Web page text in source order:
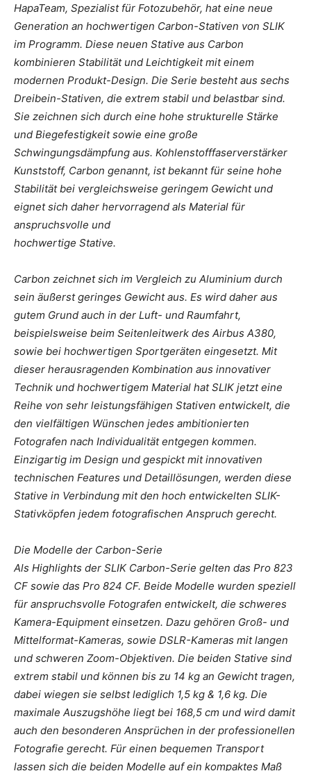
HapaTeam, Spezialist für Fotozubehör, hat eine neue
Generation an hochwertigen Carbon-Stativen von SLIK
im Programm. Diese neuen Stative aus Carbon
kombinieren Stabilität und Leichtigkeit mit einem
modernen Produkt-Design. Die Serie besteht aus sechs
Dreibein-Stativen, die extrem stabil und belastbar sind.
Sie zeichnen sich durch eine hohe strukturelle Stärke
und Biegefestigkeit sowie eine große
Schwingungsdämpfung aus. Kohlenstofffaserverstärker
Kunststoff, Carbon genannt, ist bekannt für seine hohe
Stabilität bei vergleichsweise geringem Gewicht und
eignet sich daher hervorragend als Material für
anspruchsvolle und
hochwertige Stative.
Carbon zeichnet sich im Vergleich zu Aluminium durch
sein äußerst geringes Gewicht aus. Es wird daher aus
gutem Grund auch in der Luft- und Raumfahrt,
beispielsweise beim Seitenleitwerk des Airbus A380,
sowie bei hochwertigen Sportgeräten eingesetzt. Mit
dieser herausragenden Kombination aus innovativer
Technik und hochwertigem Material hat SLIK jetzt eine
Reihe von sehr leistungsfähigen Stativen entwickelt, die
den vielfältigen Wünschen jedes ambitionierten
Fotografen nach Individualität entgegen kommen.
Einzigartig im Design und gespickt mit innovativen
technischen Features und Detaillösungen, werden diese
Stative in Verbindung mit den hoch entwickelten SLIK-
Stativköpfen jedem fotografischen Anspruch gerecht.
Die Modelle der Carbon-Serie
Als Highlights der SLIK Carbon-Serie gelten das Pro 823
CF sowie das Pro 824 CF. Beide Modelle wurden speziell
für anspruchsvolle Fotografen entwickelt, die schweres
Kamera-Equipment einsetzen. Dazu gehören Groß- und
Mittelformat-Kameras, sowie DSLR-Kameras mit langen
und schweren Zoom-Objektiven. Die beiden Stative sind
extrem stabil und können bis zu 14 kg an Gewicht tragen,
dabei wiegen sie selbst lediglich 1,5 kg & 1,6 kg. Die
maximale Auszugshöhe liegt bei 168,5 cm und wird damit
auch den besonderen Ansprüchen in der professionellen
Fotografie gerecht. Für einen bequemen Transport
lassen sich die beiden Modelle auf ein kompaktes Maß